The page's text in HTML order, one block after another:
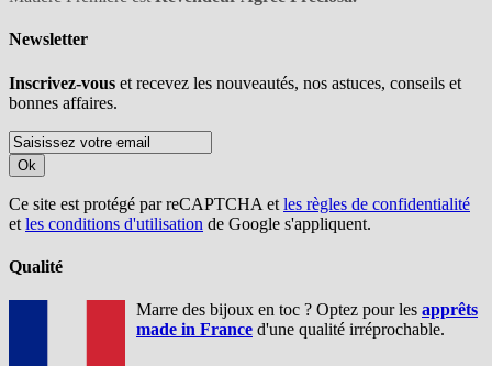
Newsletter
Inscrivez-vous et recevez les nouveautés, nos astuces, conseils et
bonnes affaires.
Ok
Ce site est protégé par reCAPTCHA et les règles de confidentialité
et les conditions d'utilisation de Google s'appliquent.
Qualité
Marre des bijoux en toc ? Optez pour les apprêts
made in France d'une qualité irréprochable.